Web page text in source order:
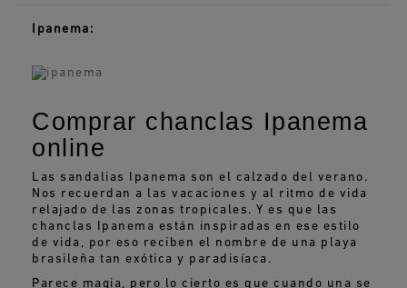
Ipanema:
Comprar chanclas Ipanema
online
Las sandalias Ipanema son el calzado del verano.
Nos recuerdan a las vacaciones y al ritmo de vida
relajado de las zonas tropicales. Y es que las
chanclas Ipanema están inspiradas en ese estilo
de vida, por eso reciben el nombre de una playa
brasileña tan exótica y paradisíaca.
Parece magia, pero lo cierto es que cuando una se